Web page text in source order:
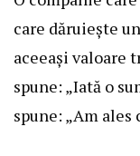
care dăruiește
aceeași valoare
spune: „Iată o
spune: „Am